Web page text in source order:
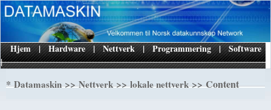
|
Hjem | Hardware | Nettverk | Programmering | Software
*Datamaskin>>Nettverk>>lokale nettverk>> Content